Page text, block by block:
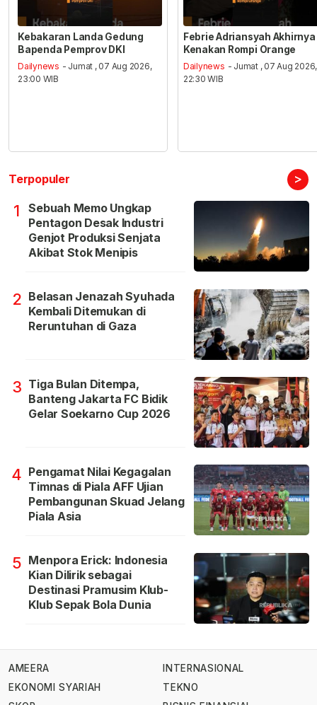
Kebakaran Landa Gedung
Bapenda Pemprov DKI
Dailynews - Jumat , 07 Aug 2026,
23:00 WIB
Febrie Adriansyah Akhirnya
Kenakan Rompi Orange
Dailynews - Jumat , 07 Aug 2026,
22:30 WIB
Terpopuler >
1
Sebuah Memo Ungkap
Pentagon Desak Industri
Genjot Produksi Senjata
Akibat Stok Menipis
2 Belasan Jenazah Syuhada
Kembali Ditemukan di
Reruntuhan di Gaza
3 Tiga Bulan Ditempa,
Banteng Jakarta FC Bidik
Gelar Soekarno Cup 2026
4 Pengamat Nilai Kegagalan
Timnas di Piala AFF Ujian
Pembangunan Skuad Jelang
Piala Asia
5 Menpora Erick: Indonesia
Kian Dilirik sebagai
Destinasi Pramusim Klub-
Klub Sepak Bola Dunia
AMEERA
EKONOMI SYARIAH
INTERNASIONAL
TEKNO